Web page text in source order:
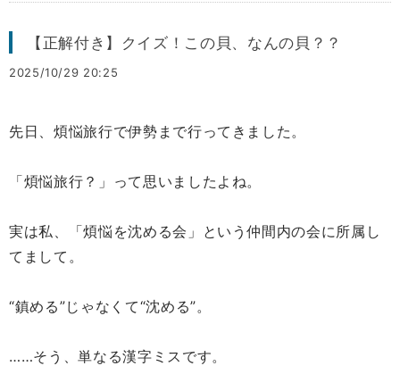
【正解付き】クイズ！この貝、なんの貝？？
2025/10/29 20:25
先日、煩悩旅行で伊勢まで行ってきました。
「煩悩旅行？」って思いましたよね。
実は私、「煩悩を沈める会」という仲間内の会に所属し
てまして。
“鎮める”じゃなくて“沈める”。
……そう、単なる漢字ミスです。